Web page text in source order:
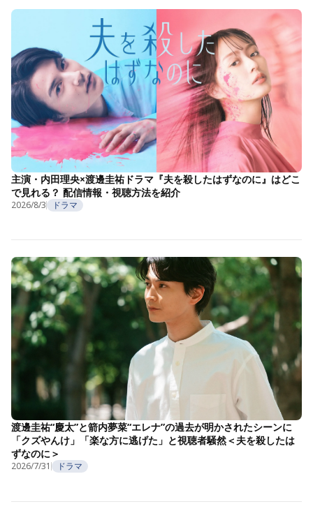
主演・内田理央×渡邊圭祐ドラマ『夫を殺したはずなのに』はどこ
で見れる？ 配信情報・視聴方法を紹介
2026/8/3 ドラマ
渡邊圭祐“慶太”と箭内夢菜“エレナ”の過去が明かされたシーンに
「クズやんけ」「楽な方に逃げた」と視聴者騒然＜夫を殺したは
ずなのに＞
2026/7/31 ドラマ